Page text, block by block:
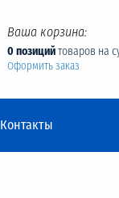
Ваша корзина:
0 позицийтоваров на
Оформить заказ
Контакты